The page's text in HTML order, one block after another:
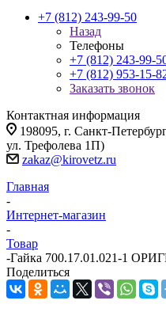
+7 (812) 243-99-50
Назад
Телефоны
+7 (812) 243-99-
+7 (812) 953-15-
Заказать звонок
Контактная информация
198095, г. Санкт-
ул. Трефолева 1П)
zakaz@kirovetz.ru
Главная
-
Интернет-магазин
-
Товар
-Гайка 700.17.01.021-1
Поделиться